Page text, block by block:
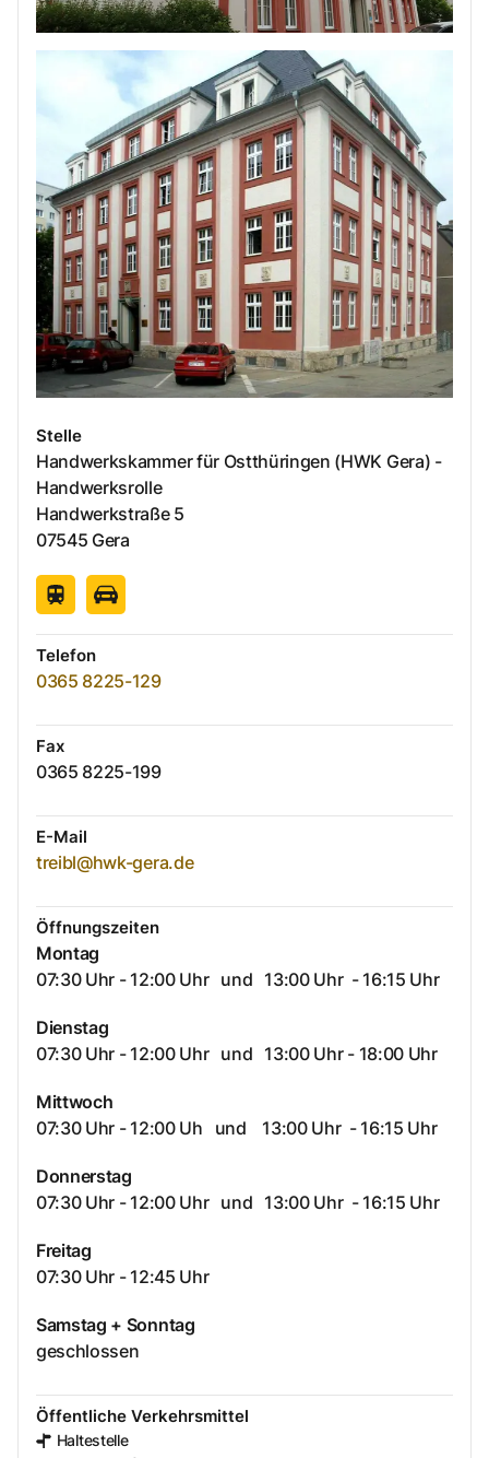
Stelle
Handwerkskammer für Ostthüringen (HWK Gera) -
Handwerksrolle
Handwerkstraße 5
07545 Gera
Telefon
0365 8225-129
Fax
0365 8225-199
E-Mail
treibl@hwk-gera.de
Öffnungszeiten
Montag
07:30 Uhr - 12:00 Uhr und 13:00 Uhr - 16:15 Uhr
Dienstag
07:30 Uhr - 12:00 Uhr und 13:00 Uhr - 18:00 Uhr
Mittwoch
07:30 Uhr - 12:00 Uh und 13:00 Uhr - 16:15 Uhr
Donnerstag
07:30 Uhr - 12:00 Uhr und 13:00 Uhr - 16:15 Uhr
Freitag
07:30 Uhr - 12:45 Uhr
Samstag + Sonntag
geschlossen
Öffentliche Verkehrsmittel
Haltestelle